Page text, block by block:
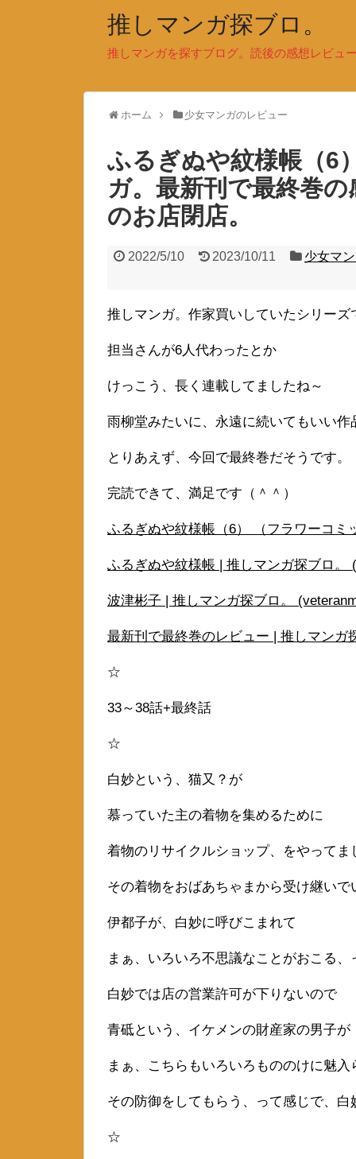
推しマンガ探ブロ。
推しマンガを探すブログ。読後の感想レビュ
ホーム 少女マンガのレビュー
ふるぎぬや紋様帳（
ガ。最新刊で最終巻
のお店閉店。
2022/5/10 2023/10/11 少女マ
推しマンガ。作家買いしていたシリーズ
担当さんが6人代わったとか
けっこう、長く連載してましたね～
雨柳堂みたいに、永遠に続いてもいい作
とりあえず、今回で最終巻だそうです。
完読できて、満足です（＾＾）
ふるぎぬや紋様帳（6） （フラワーコミ
ふるぎぬや紋様帳 | 推しマンガ探ブロ。
波津彬子 | 推しマンガ探ブロ。
最新刊で最終巻のレビュー | 推しマンガ
☆
33～38話+最終話
☆
白妙という、猫又？が
慕っていた主の着物を集めるために
着物のリサイクルショップ、をやってま
その着物をおばあちゃまから受け継いで
伊都子が、白妙に呼びこまれて
まぁ、いろいろ不思議なことがおこる
白妙では店の営業許可が下りないので
青砥という、イケメンの財産家の男子が
まぁ、こちらもいろいろもののけに魅入
その防御をしてもらう、って感じで、
☆